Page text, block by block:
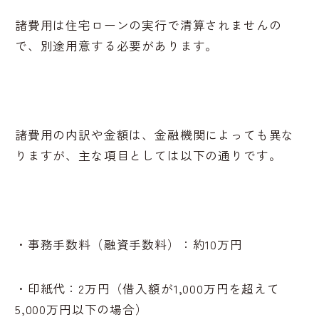
諸費用は住宅ローンの実行で清算されませんの
で、別途用意する必要があります。
諸費用の内訳や金額は、金融機関によっても異な
りますが、主な項目としては以下の通りです。
・事務手数料（融資手数料）：約10万円
・印紙代：2万円（借入額が1,000万円を超えて
5,000万円以下の場合）